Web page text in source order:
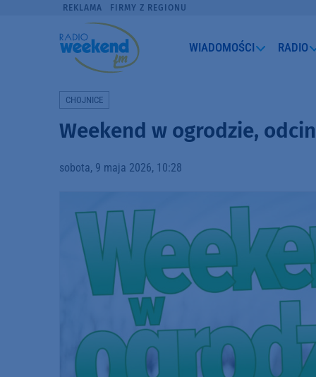
REKLAMA FIRMY Z REGIONU
WIADOMOŚCI RADIO
CHOJNICE
Weekend w ogrodzie,
sobota, 9 maja 2026, 10:28